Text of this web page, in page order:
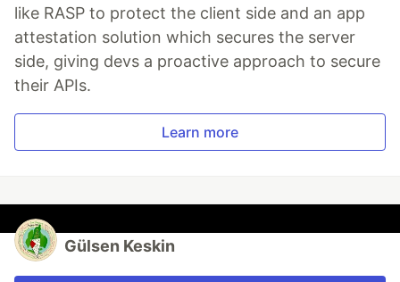
like RASP to protect the client side and an app
attestation solution which secures the server
side, giving devs a proactive approach to secure
their APIs.
Learn more
Gülsen Keskin